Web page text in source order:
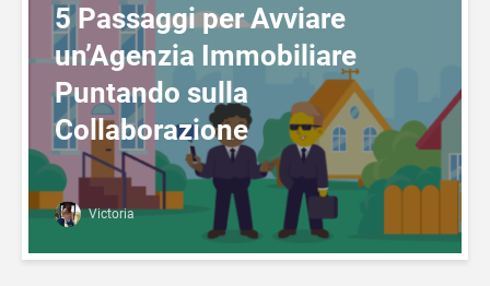
5 Passaggi per Avviare
un’Agenzia Immobiliare
Puntando sulla
Collaborazione
Victoria